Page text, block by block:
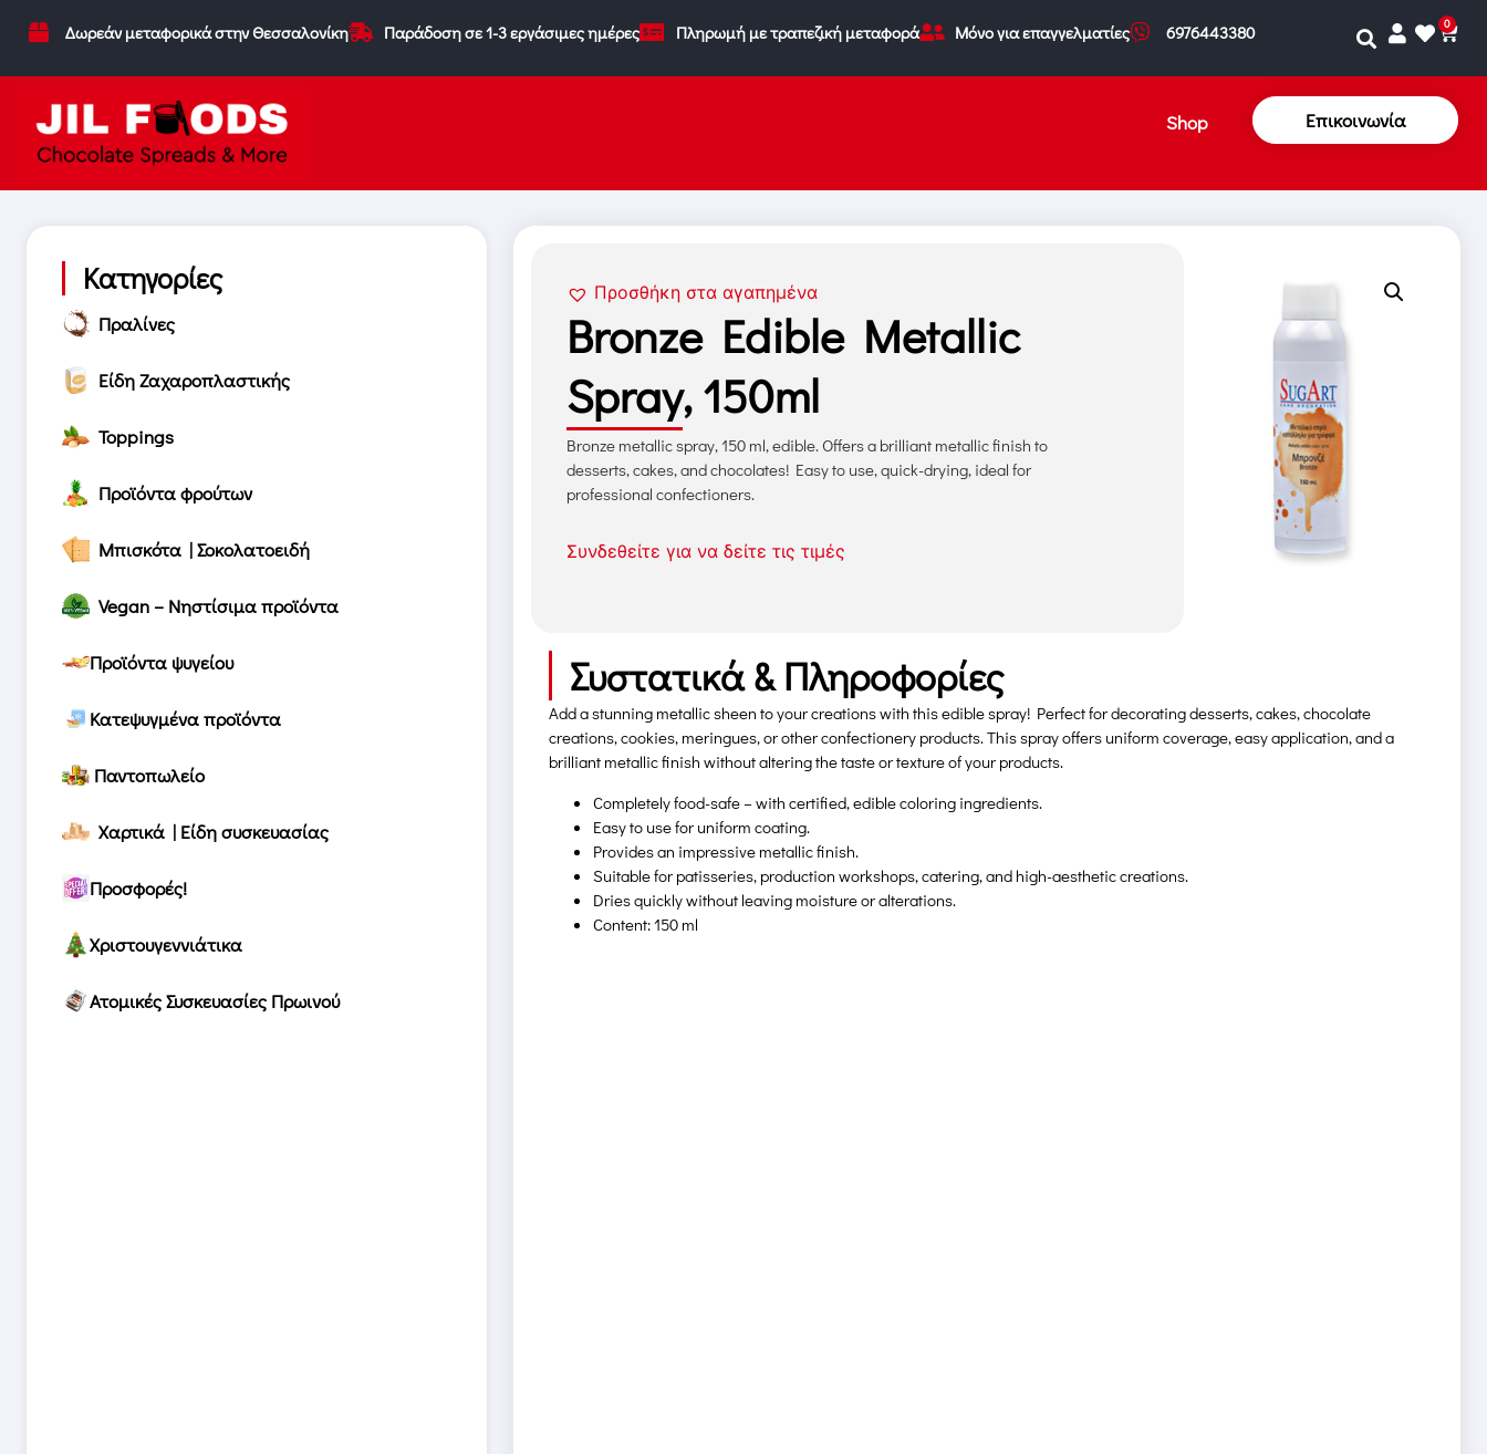
Δωρεάν μεταφορικά στην Θεσσαλονίκη Παράδοση σε 1-3 εργάσιμες ημέρες Πληρωμή με τραπεζική μεταφορά Μόνο για επαγγελματίες 6976443380 0
Shop Επικοινωνία
Κατηγορίες
Πραλίνες
Είδη Ζαχαροπλαστικής
Toppings
Προϊόντα φρούτων
Μπισκότα | Σοκολατοειδή
Vegan – Νηστίσιμα προϊόντα
Προϊόντα ψυγείου
Κατεψυγμένα προϊόντα
Παντοπωλείο
Χαρτικά | Είδη συσκευασίας
Προσφορές!
Χριστουγεννιάτικα
Ατομικές Συσκευασίες Πρωινού
Προσθήκη στα αγαπημένα
Bronze Edible Metallic
Spray, 150ml
Bronze metallic spray, 150 ml, edible. Offers a brilliant metallic finish to
desserts, cakes, and chocolates! Easy to use, quick-drying, ideal for
professional confectioners.
Συνδεθείτε για να δείτε τις τιμές
Συστατικά & Πληροφορίες
Add a stunning metallic sheen to your creations with this edible spray! Perfect for decorating desserts, cakes, chocolate
creations, cookies, meringues, or other confectionery products. This spray offers uniform coverage, easy application, and a
brilliant metallic finish without altering the taste or texture of your products.
Completely food-safe – with certified, edible coloring ingredients.
Easy to use for uniform coating.
Provides an impressive metallic finish.
Suitable for patisseries, production workshops, catering, and high-aesthetic creations.
Dries quickly without leaving moisture or alterations.
Content: 150 ml